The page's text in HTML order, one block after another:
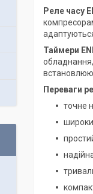
Реле часу
Таймери
Переваги
точне